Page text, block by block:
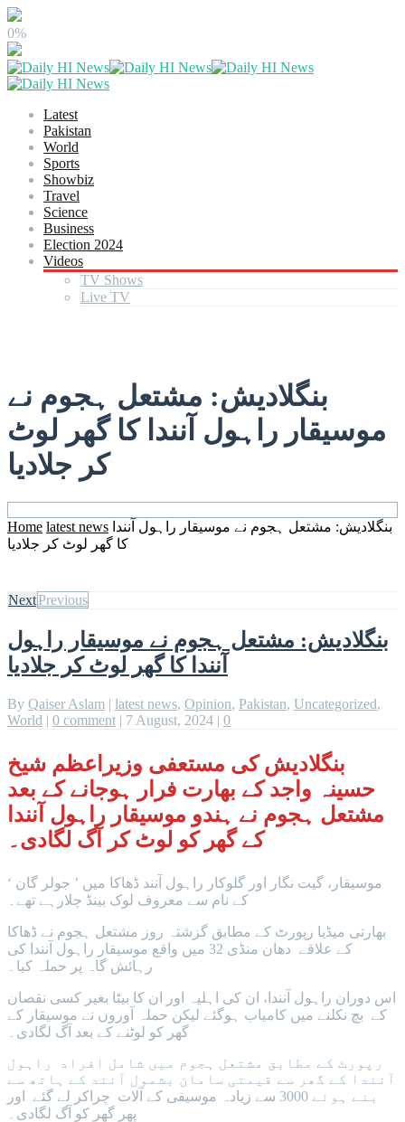
0%
Latest
Pakistan
World
Sports
Showbiz
Travel
Science
Business
Election 2024
Videos
TV Shows
Live TV
بنگلادیش: مشتعل ہجوم نے
موسیقار راہول آنندا کا گھر لوٹ
کر جلادیا
Home latest news بنگلادیش: مشتعل ہجوم نے موسیقار راہول آنندا
کا گھر لوٹ کر جلادیا
NextPrevious
بنگلادیش: مشتعل ہجوم نے موسیقار راہول
آنندا کا گھر لوٹ کر جلادیا
By Qaiser Aslam | latest news, Opinion, Pakistan, Uncategorized,
World | 0 comment | 7 August, 2024 | 0
بنگلادیش کی مستعفی وزیراعظم شیخ
حسینہ واجد کے بھارت فرار ہوجانے کے بعد
مشتعل ہجوم نے ہندو موسیقار راہول آنندا
کے گھر کو لوٹ کر آگ لگادی۔
موسیقار، گیت نگار اور گلوکار راہول آنند ڈھاکا میں ’ جولر گان ‘
کے نام سے معروف لوک بینڈ چلارہے تھے۔
بھارتی میڈیا رپورٹ کے مطابق گزشتہ روز مشتعل ہجوم نے ڈھاکا
کے علاقے دھان منڈی 32 میں واقع موسیقار راہول آنندا کی
رہائش گاہ پر حملہ کیا۔
اس دوران راہول آنندا، ان کی اہلیہ اور ان کا بیٹا بغیر کسی نقصان
کے بچ نکلنے میں کامیاب ہوگئے لیکن حملہ آوروں نے موسیقار کے
گھر کو لوٹنے کے بعد آگ لگادی۔
رپورٹ کے مطابق مشتعل ہجوم میں شامل افراد راہول
آنندا کے گھر سے قیمتی سامان بشمول آنند کے ہاتھ سے
بنے ہوئے 3000 سے زیادہ موسیقی کے آلات چراکر لے گئے اور
پھر گھر کو آگ لگادی۔